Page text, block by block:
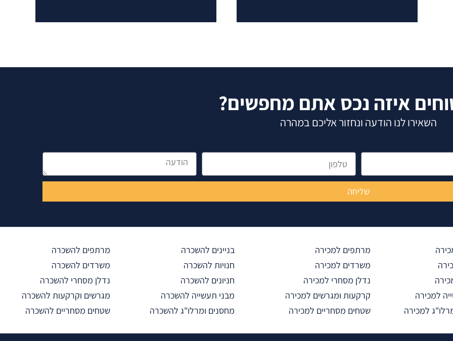
איזה נכס אתם מחפשים?
השאירו לנו הודעה ונחזור אליכם במהרה
טלפון הודעה
שליחה
למכירה
למכירה
מרתפים למכירה
משרדים למכירה
נדלן מסחרי למכירה
קרקעות ומגרשים למכירה
שטחים מסחריים למכירה
בניינים להשכרה
חנויות להשכרה
חניונים להשכרה
מבני תעשייה להשכרה
מחסנים ומרלו"ג להשכרה
מרתפים להשכרה
משרדים להשכרה
נדלן מסחרי להשכרה
מגרשים וקרקעות להשכרה
שטחים מסחריים להשכרה